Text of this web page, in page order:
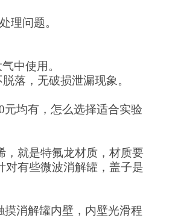
理问题。
中使用。
落，无破损泄漏现象。
元均有，怎么选择适合实验
，就是特氟龙材质，材质要
对有些微波消解罐，盖子是
消解罐内壁，内壁光滑程